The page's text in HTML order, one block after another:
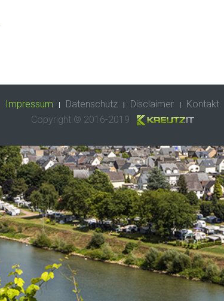
Impressum Datenschutz Disclaimer
Kontakt
Copyright © 2016-2019